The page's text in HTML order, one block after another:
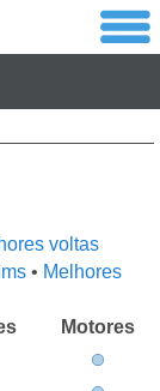
voltas
• Melhores
Motores